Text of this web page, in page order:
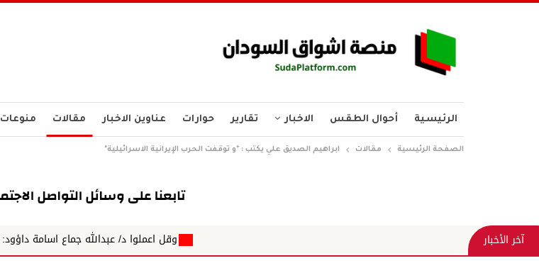
الرئيسية أحوال الطقس الاخبار تقارير حوارات عناوين الاخبار مقالات منوعات
الصفحة الرئيسية مقالات ابراهيم الصديق علي يكتب : *و توقفت الحرب الإيرانية الاسرائيلية*
آخر الأخبار وقل اعملوا د/ عبدالله جماع اسامة داؤود: معنا ام ضدنا؟